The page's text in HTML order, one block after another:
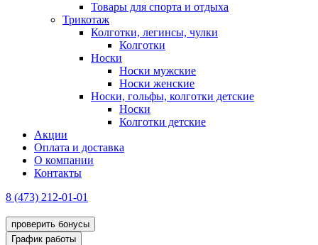
Товары для спорта и отдыха
Трикотаж
Колготки, легинсы, чулки
Колготки
Носки
Носки мужские
Носки женские
Носки, гольфы, колготки детские
Носки
Колготки детские
Акции
Оплата и доставка
О компании
Контакты
8 (473) 212-01-01
проверить бонусы
График работы